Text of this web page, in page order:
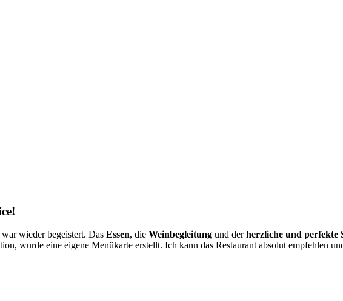
wieder begeistert. Das Essen, die Weinbegleitung und derherzliche und perfekte
wurde eine eigene Menükarte erstellt. Ich kann das Restaurant absolut empfehlen